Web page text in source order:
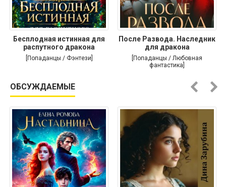
Бесплодная истинная для
распутного дракона
[Попаданцы / Фэнтези]
После Развода. Наследник
для дракона
[Попаданцы / Любовная
фантастика]
ОБСУЖДАЕМЫЕ